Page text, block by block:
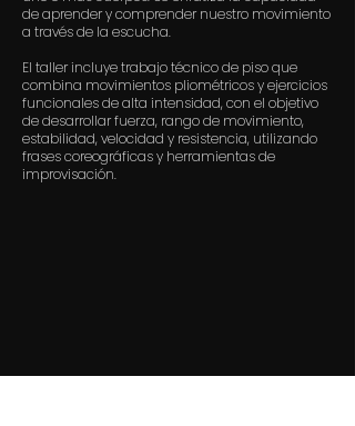
de aprender y comprender nuestro movimiento
a través de la escucha.
El taller incluye trabajo técnico de piso que
combina movimientos pliométricos y ejercicios
funcionales de alta intensidad, con el objetivo
de desarrollar fuerza, rango de movimiento,
estabilidad, velocidad y resistencia, utilizando
frases coreográficas y herramientas de
improvisación.